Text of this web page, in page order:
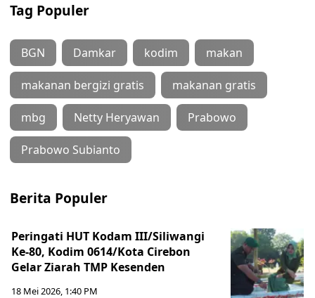
Tag Populer
BGN Damkar kodim makan
makanan bergizi gratis makanan gratis
mbg Netty Heryawan Prabowo
Prabowo Subianto
Berita Populer
Peringati HUT Kodam III/Siliwangi
Ke-80, Kodim 0614/Kota Cirebon
Gelar Ziarah TMP Kesenden
18 Mei 2026, 1:40 PM